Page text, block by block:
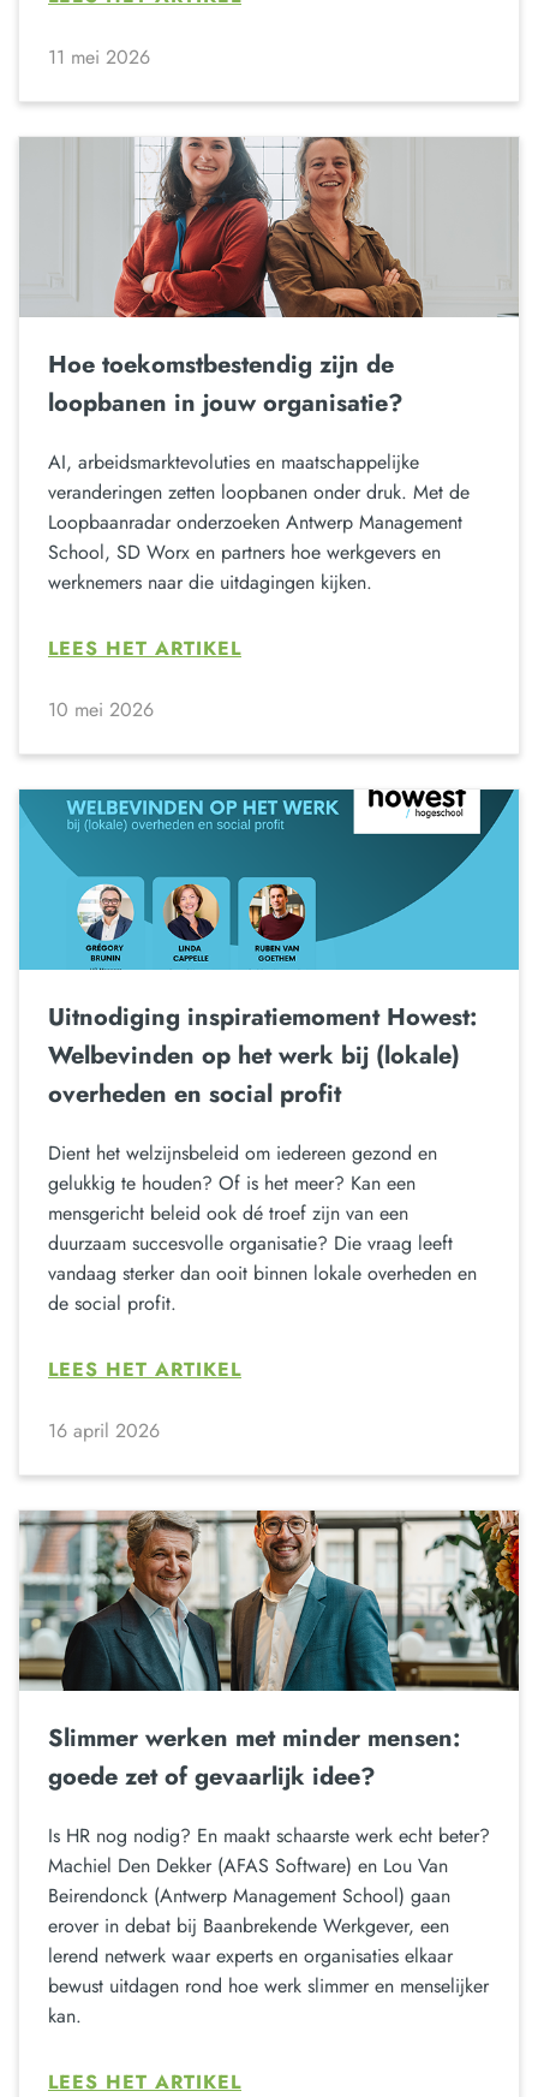
11 mei 2026
Hoe toekomstbestendig zijn de
loopbanen in jouw organisatie?
AI, arbeidsmarktevoluties en maatschappelijke
veranderingen zetten loopbanen onder druk. Met de
Loopbaanradar onderzoeken Antwerp Management
School, SD Worx en partners hoe werkgevers en
werknemers naar die uitdagingen kijken.
LEES HET ARTIKEL
10 mei 2026
Uitnodiging inspiratiemoment Howest:
Welbevinden op het werk bij (lokale)
overheden en social profit
Dient het welzijnsbeleid om iedereen gezond en
gelukkig te houden? Of is het meer? Kan een
mensgericht beleid ook dé troef zijn van een
duurzaam succesvolle organisatie? Die vraag leeft
vandaag sterker dan ooit binnen lokale overheden en
de social profit.
LEES HET ARTIKEL
16 april 2026
Slimmer werken met minder mensen:
goede zet of gevaarlijk idee?
Is HR nog nodig? En maakt schaarste werk echt beter?
Machiel Den Dekker (AFAS Software) en Lou Van
Beirendonck (Antwerp Management School) gaan
erover in debat bij Baanbrekende Werkgever, een
lerend netwerk waar experts en organisaties elkaar
bewust uitdagen rond hoe werk slimmer en menselijker
kan.
LEES HET ARTIKEL